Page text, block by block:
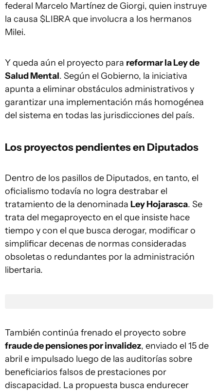
federal Marcelo Martínez de Giorgi, quien instruye
la causa $LIBRA que involucra a los hermanos
Milei.
Y queda aún el proyecto para reformar la Ley de
Salud Mental. Según el Gobierno, la iniciativa
apunta a eliminar obstáculos administrativos y
garantizar una implementación más homogénea
del sistema en todas las jurisdicciones del país.
Los proyectos pendientes en Diputados
Dentro de los pasillos de Diputados, en tanto, el
oficialismo todavía no logra destrabar el
tratamiento de la denominada Ley Hojarasca. Se
trata del megaproyecto en el que insiste hace
tiempo y con el que busca derogar, modificar o
simplificar decenas de normas consideradas
obsoletas o redundantes por la administración
libertaria.
También continúa frenado el proyecto sobre
fraude de pensiones por invalidez, enviado el 15 de
abril e impulsado luego de las auditorías sobre
beneficiarios falsos de prestaciones por
discapacidad. La propuesta busca endurecer